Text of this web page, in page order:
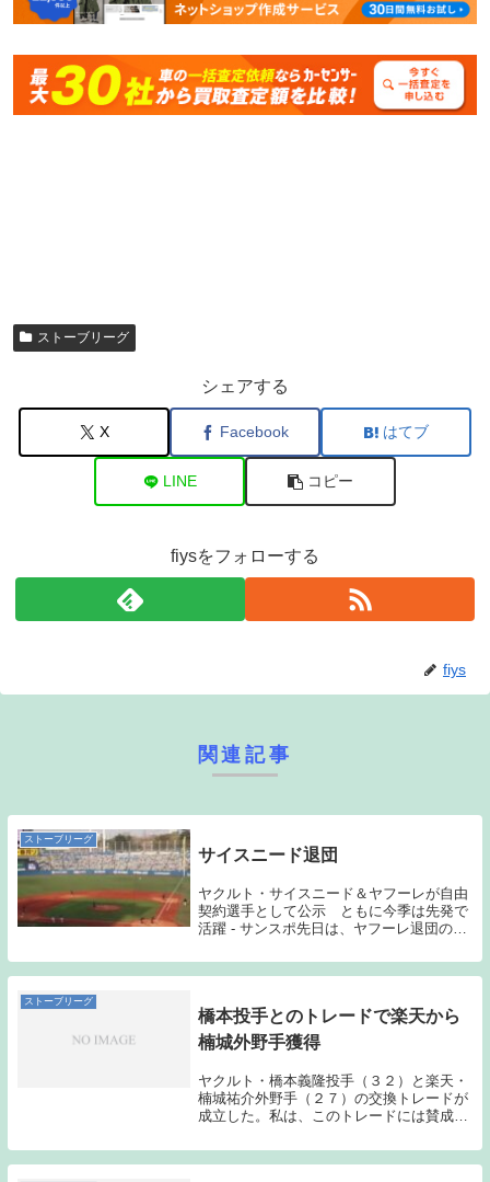
ストーブリーグ
シェアする
X Facebook はてブ
LINE コピー
fiysをフォローする
fiys
関連記事
ストーブリーグ
サイスニード退団
ヤクルト・サイスニード＆ヤフーレが自由
契約選手として公示 ともに今季は先発で
活躍 - サンスポ先日は、ヤフーレ退団のブ
ニード退団の記事を更新しなくてはならな
い。サイスニードがヤクルトでプレーした
ストーブリーグ
橋本投手とのトレードで楽天から
楠城外野手獲得
ヤクルト・橋本義隆投手（３２）と楽天・
楠城祐介外野手（２７）の交換トレードが
成立した。私は、このトレードには賛成で
野は多少手薄になるが、橋本投手と楠城外
野手の１対１のトレードは釣り合っていな